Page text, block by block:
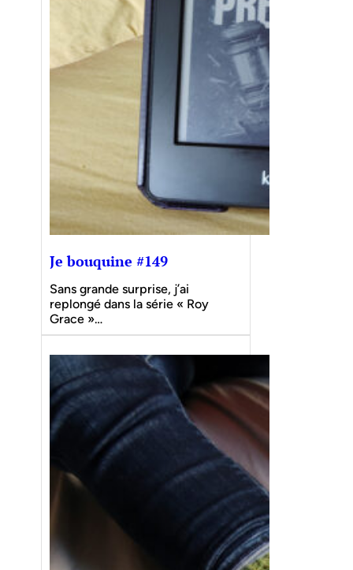
Je bouquine #149
Sans grande surprise, j’ai
replongé dans la série « Roy
Grace »…